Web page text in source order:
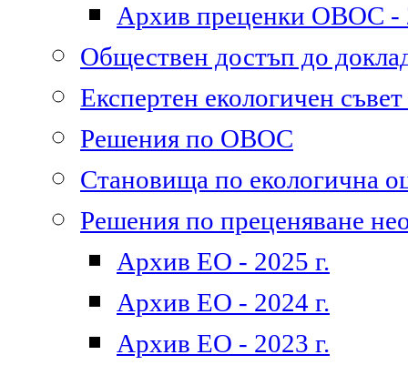
Архив преценки ОВОС -
Обществен достъп до
Експертен екологичен
Решения по ОВОС
Становища по екологична
Решения по преценяване
Архив ЕО - 2025 г.
Архив ЕО - 2024 г.
Архив ЕО - 2023 г.